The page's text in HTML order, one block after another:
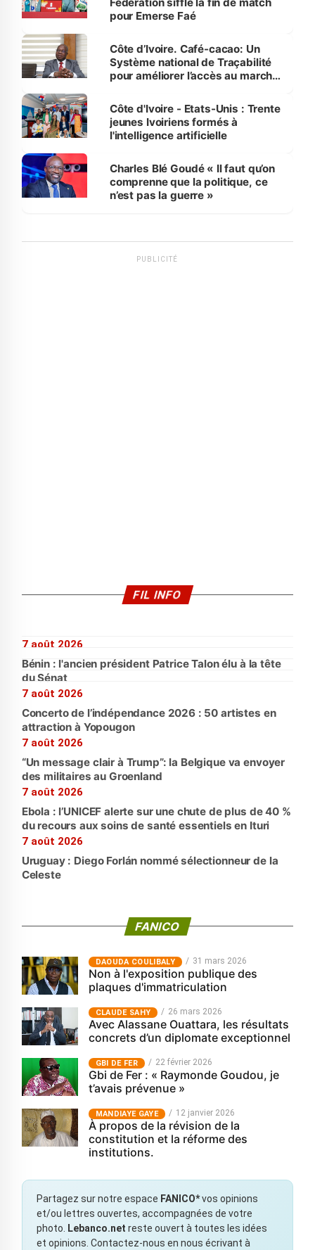
pour Emerse Faé
Côte d’Ivoire. Café-cacao: Un
Système national de Traçabilité
pour améliorer l’accès au marché
Côte d'Ivoire - Etats-Unis : Trente
jeunes Ivoiriens formés à
l'intelligence artificielle
Charles Blé Goudé « Il faut qu’on
comprenne que la politique, ce
n’est pas la guerre »
PUBLICITÉ
FIL INFO
7 août 2026
Bénin : l'ancien président Patrice Talon élu à la tête
du Sénat
7 août 2026
Concerto de l’indépendance 2026 : 50 artistes en
attraction à Yopougon
7 août 2026
“Un message clair à Trump”: la Belgique va envoyer
des militaires au Groenland
7 août 2026
Ebola : l’UNICEF alerte sur une chute de plus de 40 %
du recours aux soins de santé essentiels en Ituri
7 août 2026
Uruguay : Diego Forlán nommé sélectionneur de la
Celeste
FANICO
‎DAOUDA COULIBALY 31 mars 2026
Non à l'exposition publique des
plaques d'immatriculation
CLAUDE SAHY 26 mars 2026
Avec Alassane Ouattara, les résultats
concrets d’un diplomate exceptionnel
GBI DE FER 22 février 2026
Gbi de Fer : « Raymonde Goudou, je
t’avais prévenue »
MANDIAYE GAYE 12 janvier 2026
À propos de la révision de la
constitution et la réforme des
institutions.
Partagez sur notre espace FANICO*vos opinions
et/ou lettres ouvertes, accompagnées de votre
photo.
Lebanco.net reste ouvert à toutes les idées
et opinions. Contactez-nous en nous écrivant à